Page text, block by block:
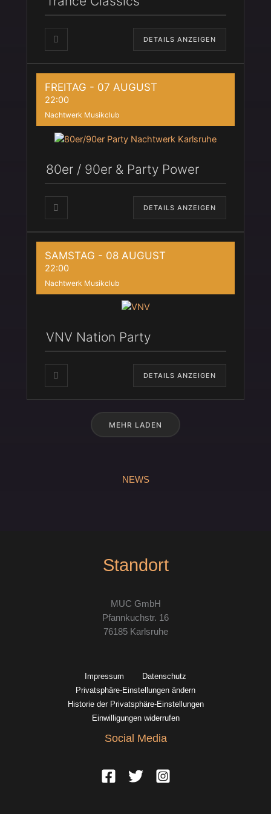
DETAILS ANZEIGEN
FREITAG - 07 AUGUST
22:00
Nachtwerk Musikclub
80er / 90er & Party Power
DETAILS ANZEIGEN
SAMSTAG - 08 AUGUST
22:00
Nachtwerk Musikclub
VNV Nation Party
DETAILS ANZEIGEN
MEHR LADEN
NEWS
Standort
MUC GmbH
Pfannkuchstr. 16
76185 Karlsruhe
Impressum
Datenschutz
Privatsphäre-Einstellungen ändern
Historie der Privatsphäre-Einstellungen
Einwilligungen widerrufen
Social Media